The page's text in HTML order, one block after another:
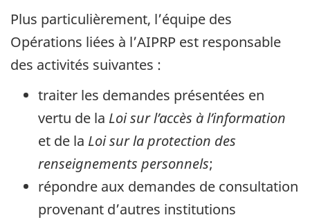
Plus particulièrement, l’équipe des
Opérations liées à l’AIPRP est responsable
des activités suivantes :
traiter les demandes présentées en
vertu de la Loi sur l’accès à l’information
et de la Loi sur la protection des
renseignements personnels;
répondre aux demandes de consultation
provenant d’autres institutions